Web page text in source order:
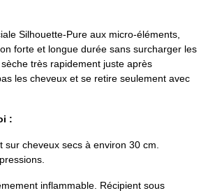
Silhouette-Pure aux micro-éléments,
forte et longue durée sans surcharger les
très rapidement juste après
les cheveux et se retire seulement avec
:
sur cheveux secs à environ 30 cm.
inflammable. Récipient sous